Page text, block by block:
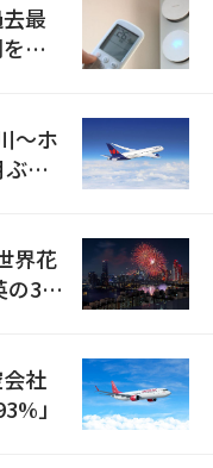
最
点
〜ホ
り
界花
3カ
社
」